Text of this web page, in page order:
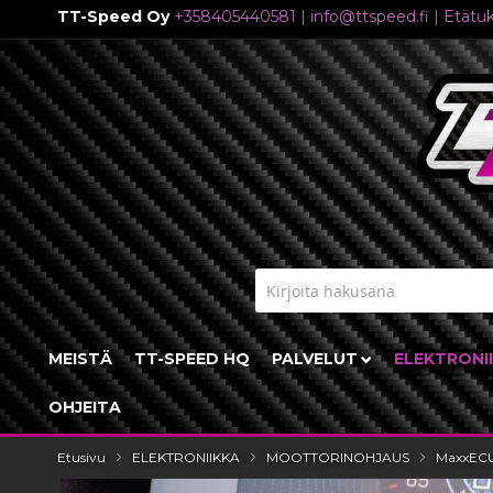
TT-Speed Oy +358405440581 | info@ttspeed.fi |
Skip
to
Content
MEISTÄ TT-SPEED HQ PALVELUT
OHJEITA
Etusivu ELEKTRONIIKKA MOOTTORINOHJAUS